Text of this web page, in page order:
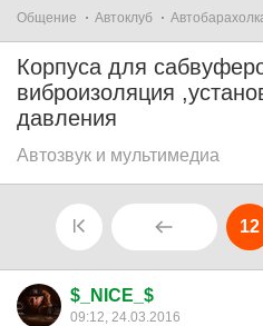
Общение Автоклуб
Корпуса для
виброизоляция
давления
Автозвук и мультимедиа
12
$_NICE_$
09:12, 24.03.2016